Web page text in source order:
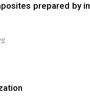
prepared by